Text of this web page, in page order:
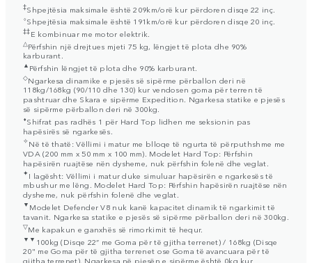
‡Shpejtësia maksimale është 209km/orë kur përdoren disqe 22 inç.
⬨Shpejtësia maksimale është 191km/orë kur përdoren disqe 20 inç.
‡‡E kombinuar me motor elektrik.
△ Përfshin një drejtues mjeti 75 kg, lëngjet të plota dhe 90%
karburant.
▲ Përfshin lëngjet të plota dhe 90% karburant.
◇Ngarkesa dinamike e pjesës së sipërme përballon deri në
118kg/168kg (90/110 dhe 130) kur vendosen goma për terren të
pashtruar dhe Skara e sipërme Expedition. Ngarkesa statike e pjesës
së sipërme përballon deri në 300kg.
⬧Shifrat pas radhës 1 për Hard Top lidhen me seksionin pas
hapësirës së ngarkesës.
✧Në të thatë: Vëllimi i matur me blloqe të ngurta të përputhshme me
VDA (200 mm x 50 mm x 100 mm). Modelet Hard Top: Përfshin
hapësirën ruajtëse nën dysheme, nuk përfshin folenë dhe veglat.
✦I lagësht: Vëllimi i matur duke simuluar hapësirën e ngarkesës të
mbushur me lëng. Modelet Hard Top: Përfshin hapësirën ruajtëse nën
dysheme, nuk përfshin folenë dhe veglat.
▼ Modelet Defender V8 nuk kanë kapacitet dinamik të ngarkimit të
tavanit. Ngarkesa statike e pjesës së sipërme përballon deri në 300kg.
▽Me kapakun e ganxhës së rimorkimit të hequr.
▼▼ 100kg (Disqe 22” me Goma për të gjitha terrenet) / 168kg (Disqe
20" me Goma për të gjitha terrenet ose Goma të avancuara për të
gjitha terrenet). Ngarkesa në pjesën e sipërme është 0kg kur